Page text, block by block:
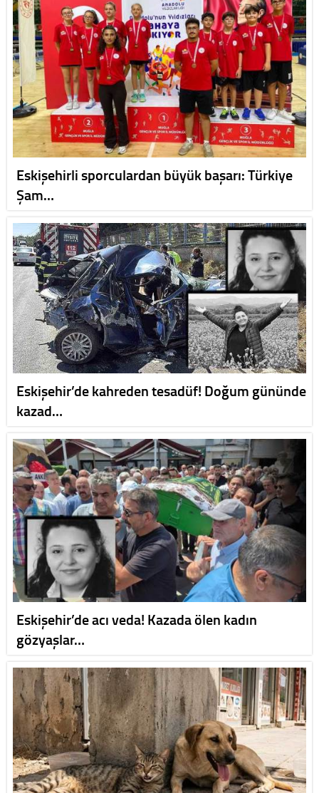
Eskişehirli sporculardan büyük başarı: Türkiye
Şam…
Eskişehir’de kahreden tesadüf! Doğum gününde
kazad…
Eskişehir’de acı veda! Kazada ölen kadın
gözyaşlar…